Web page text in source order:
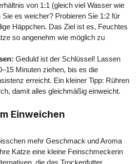
von 1:1 (gleich viel Wasser wie
es weicher? Probieren Sie 1:2 für
Häppchen. Das Ziel ist es, Feuchtes
so angenehm wie möglich zu
Geduld ist der Schlüssel! Lassen
Minuten ziehen, bis es die
erreicht. Ein kleiner Tipp: Rühren
damit alles gleichmäßig einweicht.
Einweichen
mehr Geschmack und Aroma
Katze eine kleine Feinschmeckerin